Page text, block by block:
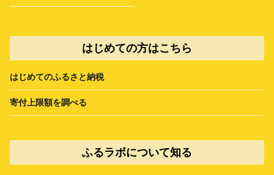
はじめての方はこちら
はじめてのふるさと納税
寄付上限額を調べる
ふるラボについて知る